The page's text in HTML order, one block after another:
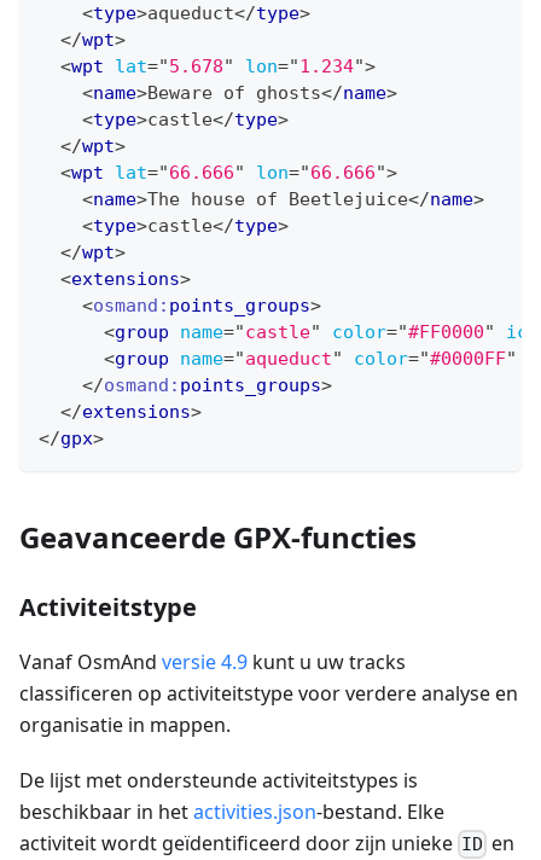
<type>aqueduct</type>
</wpt>
<wpt lat="5.678" lon="1.234">
<name>Beware of ghosts</name>
<type>castle</type>
</wpt>
<wpt lat="66.666" lon="66.666">
<name>The house of Beetlejuice</name>
<type>castle</type>
</wpt>
<extensions>
<osmand: points_groups>
<group name="castle" color="#FF0000"
<group name="aqueduct" color="#0000FF"
</osmand: points_groups>
</extensions>
</gpx>
Geavanceerde GPX-functies
Activiteitstype
Vanaf OsmAnd versie 4.9 kunt u uw tracks
classificeren op activiteitstype voor verdere analyse en
organisatie in mappen.
De lijst met ondersteunde activiteitstypes is
beschikbaar in hetactivities.json-bestand. Elke
activiteit wordt geïdentificeerd door zijn unieke ID en